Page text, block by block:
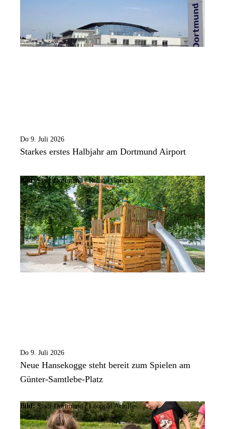
Do 9. Juli 2026
Starkes erstes Halbjahr am Dortmund Airport
Bild:Stadt Dortmund / Roland Gorecki
Do 9. Juli 2026
Neue Hansekogge steht bereit zum Spielen am
Günter-Samtlebe-Platz
Bild: Stadt Dortmund / Leopold Achilles